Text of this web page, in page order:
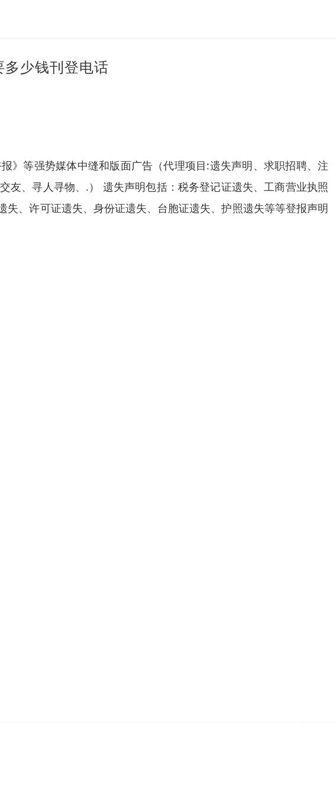
少钱刊登电话
》等强势媒体中缝和版面广告（代理项目:遗失声明、求职招聘、注
、寻人寻物、.） 遗失声明包括：税务登记证遗失、工商营业执照
、许可证遗失、身份证遗失、台胞证遗失、护照遗失等等登报声明